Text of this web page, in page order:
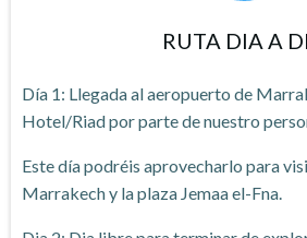
RUTA DIA A
Día 1: Llegada al aeropuerto de
Hotel/Riad por parte de nuestro
Este día podréis aprovecharlo para
Marrakech y la plaza Jemaa el-Fna.